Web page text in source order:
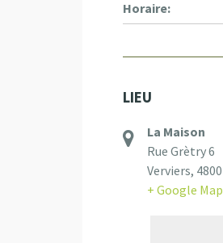
Horaire:
LIEU
La Maison
Rue Grètry 6
Verviers, 4800
+ Google Map